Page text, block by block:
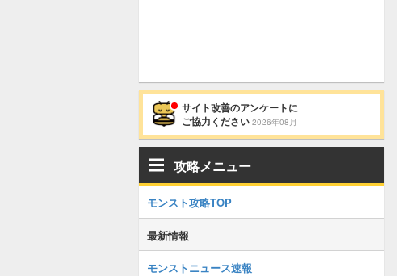
サイト改善のアンケートに
ご協力ください 2026年08月
攻略メニュー
モンスト攻略TOP
最新情報
モンストニュース速報